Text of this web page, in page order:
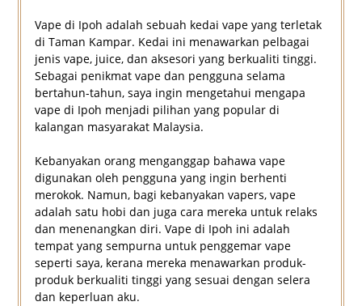
Vape di Ipoh adalah sebuah kedai vape yang terletak
di Taman Kampar. Kedai ini menawarkan pelbagai
jenis vape, juice, dan aksesori yang berkualiti tinggi.
Sebagai penikmat vape dan pengguna selama
bertahun-tahun, saya ingin mengetahui mengapa
vape di Ipoh menjadi pilihan yang popular di
kalangan masyarakat Malaysia.
Kebanyakan orang menganggap bahawa vape
digunakan oleh pengguna yang ingin berhenti
merokok. Namun, bagi kebanyakan vapers, vape
adalah satu hobi dan juga cara mereka untuk relaks
dan menenangkan diri. Vape di Ipoh ini adalah
tempat yang sempurna untuk penggemar vape
seperti saya, kerana mereka menawarkan produk-
produk berkualiti tinggi yang sesuai dengan selera
dan keperluan aku.